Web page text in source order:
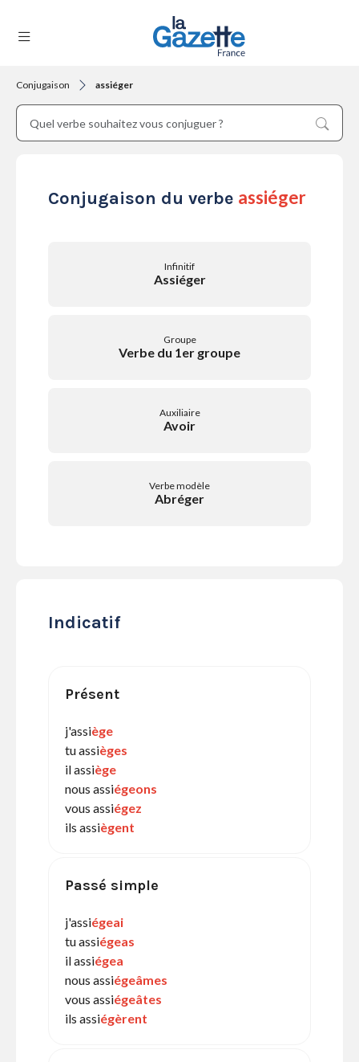
THÉMATIQUES
Conjugaison assiéger
Conjugaison du verbe assiéger
Infinitif
Assiéger
Groupe
Verbe du 1er groupe
Auxiliaire
Avoir
Verbe modèle
Abréger
Indicatif
Présent
j'assiège
tu assièges
il assiège
nous assiégeons
vous assiégez
ils assiègent
Passé simple
j'assiégeai
tu assiégeas
il assiégea
nous assiégeâmes
vous assiégeâtes
ils assiégèrent